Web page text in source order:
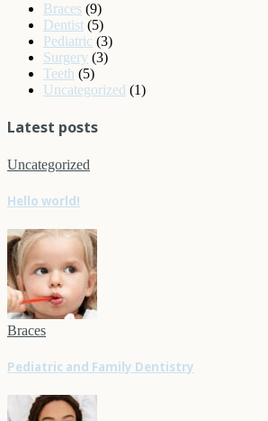
Braces (9)
Dentist (5)
Pediatric (3)
Surgery (3)
Teeth (5)
Uncategorized (1)
Latest posts
Uncategorized
Hello world!
Braces
Pediatric and Family Dentistry